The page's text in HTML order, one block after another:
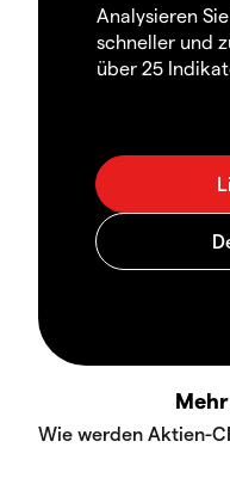
Analysieren
schneller und
über 25